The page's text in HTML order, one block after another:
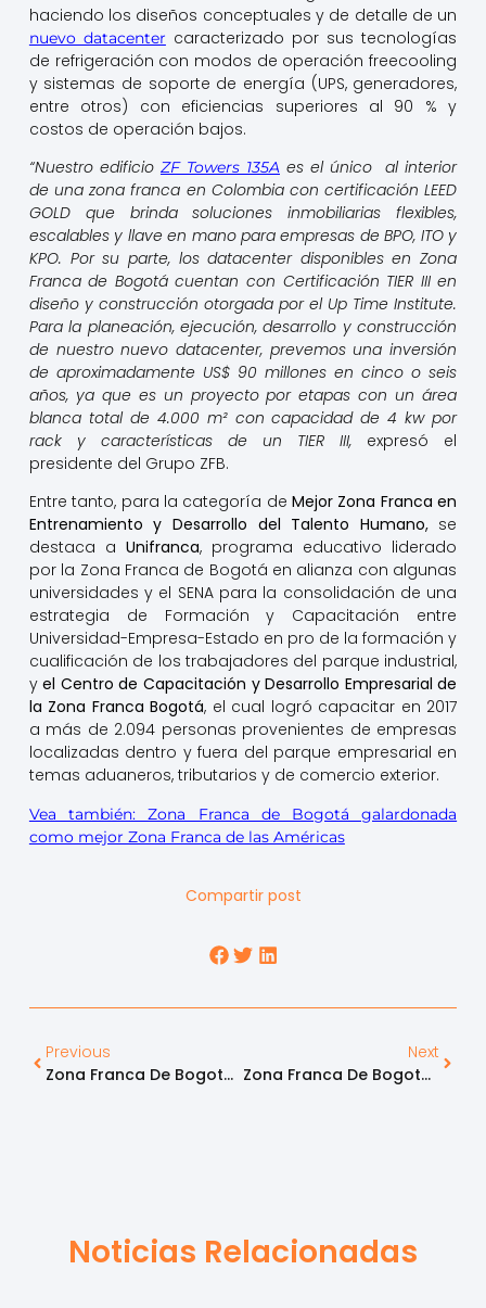
haciendo los diseños conceptuales y de detalle de un
nuevo datacenter caracterizado por sus tecnologías
de refrigeración con modos de operación freecooling
y sistemas de soporte de energía (UPS, generadores,
entre otros) con eficiencias superiores al 90 % y
costos de operación bajos.
“Nuestro edificio ZF Towers 135A es el único al interior
de una zona franca en Colombia con certificación LEED
GOLD que brinda soluciones inmobiliarias flexibles,
escalables y llave en mano para empresas de BPO, ITO y
KPO. Por su parte, los datacenter disponibles en Zona
Franca de Bogotá cuentan con Certificación TIER III en
diseño y construcción otorgada por el Up Time Institute.
Para la planeación, ejecución, desarrollo y construcción
de nuestro nuevo datacenter, prevemos una inversión
de aproximadamente US$ 90 millones en cinco o seis
años, ya que es un proyecto por etapas con un área
blanca total de 4.000 m² con capacidad de 4 kw por
rack y características de un TIER III, expresó el
presidente del Grupo ZFB.
Entre tanto, para la categoría deMejor Zona Franca en
Entrenamiento y Desarrollo del Talento Humano, se
destaca a Unifranca, programa educativo liderado
por la Zona Franca de Bogotá en alianza con algunas
universidades y el SENA para la consolidación de una
estrategia de Formación y Capacitación entre
Universidad-Empresa-Estado en pro de la formación y
cualificación de los trabajadores del parque industrial,
yel Centro de Capacitación y Desarrollo Empresarial de
la Zona Franca Bogotá, el cual logró capacitar en 2017
a más de 2.094 personas provenientes de empresas
localizadas dentro y fuera del parque empresarial en
temas aduaneros, tributarios y de comercio exterior.
Vea también: Zona Franca de Bogotá galardonada
como mejor Zona Franca de las Américas
Compartir post
Previous
Zona Franca De Bogotá Abre Sus Puertas A La Inclusión Laboral
Next
Zona Franca De Bogotá Y Su Aporte Al Sector Aeronáutico
Noticias Relacionadas